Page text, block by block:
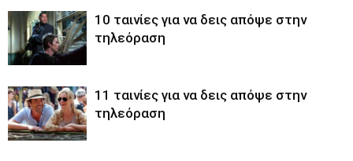
10 ταινίες για να δεις απόψε στην
τηλεόραση
11 ταινίες για να δεις απόψε στην
τηλεόραση